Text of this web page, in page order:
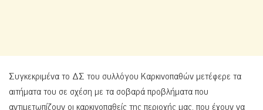
Συγκεκριμένα το ΔΣ του συλλόγου Καρκινοπαθών μετέφερε τα
αιτήματα του σε σχέση με τα σοβαρά προβλήματα που
αντιμετωπίζουν οι καρκινοπαθείς της περιοχής μας, που έχουν να